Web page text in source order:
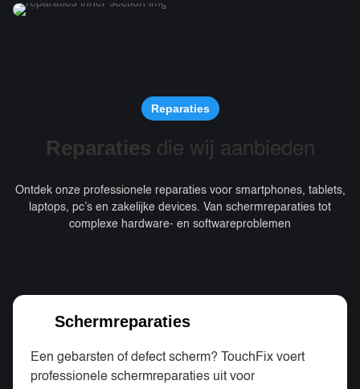
Reparaties
Reparaties die wij aanbieden
Ontdek onze professionele reparaties voor smartphones, tablets,
laptops, pc’s en zakelijke devices. Van schermreparaties tot
complexe hardware- en softwareproblemen
Schermreparaties
Een gebarsten of defect scherm? TouchFix voert
professionele schermreparaties uit voor